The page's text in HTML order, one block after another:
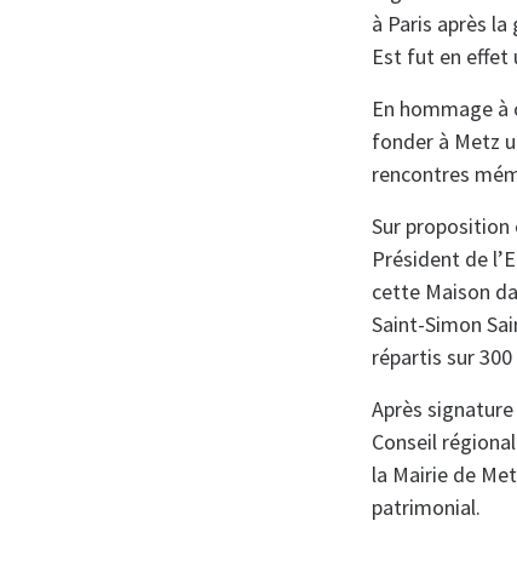
à Paris après la
Est fut en effet
En hommage
fonder à Metz
rencontres
Sur proposition
Président de
cette Maison
Saint-Simon
répartis sur 300
Après
Conseil
la Mairie de
patrimonial.